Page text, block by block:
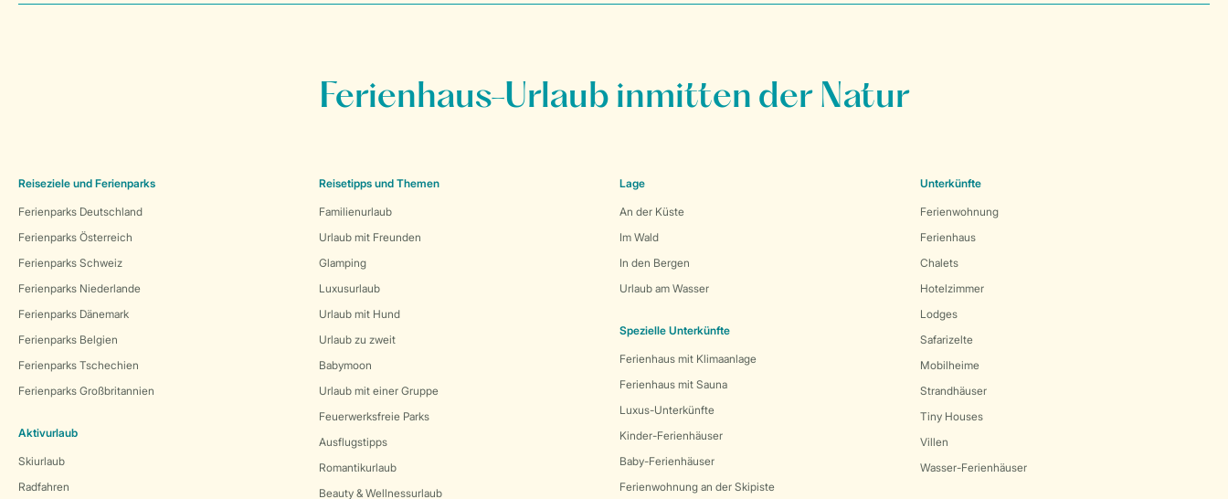
Ferienhaus-Urlaub inmitten der Natur
Reiseziele und Ferienparks
Ferienparks Deutschland
Ferienparks Österreich
Ferienparks Schweiz
Ferienparks Niederlande
Ferienparks Dänemark
Ferienparks Belgien
Ferienparks Tschechien
Ferienparks Großbritannien
Aktivurlaub
Skiurlaub
Radfahren
Reisetipps und Themen
Familienurlaub
Urlaub mit Freunden
Glamping
Luxusurlaub
Urlaub mit Hund
Urlaub zu zweit
Babymoon
Urlaub mit einer Gruppe
Feuerwerksfreie Parks
Ausflugstipps
Romantikurlaub
Beauty & Wellnessurlaub
Lage
An der Küste
Im Wald
In den Bergen
Urlaub am Wasser
Spezielle Unterkünfte
Ferienhaus mit Klimaanlage
Ferienhaus mit Sauna
Luxus-Unterkünfte
Kinder-Ferienhäuser
Baby-Ferienhäuser
Ferienwohnung an der Skipiste
Unterkünfte
Ferienwohnung
Ferienhaus
Chalets
Hotelzimmer
Lodges
Safarizelte
Mobilheime
Strandhäuser
Tiny Houses
Villen
Wasser-Ferienhäuser